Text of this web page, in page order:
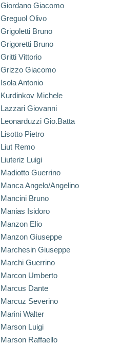
Giordano Giacomo
Greguol Olivo
Grigoletti Bruno
Grigoretti Bruno
Gritti Vittorio
Grizzo Giacomo
Isola Antonio
Kurdinkov Michele
Lazzari Giovanni
Leonarduzzi Gio.Batta
Lisotto Pietro
Liut Remo
Liuteriz Luigi
Madiotto Guerrino
Manca Angelo/Angelino
Mancini Bruno
Manias Isidoro
Manzon Elio
Manzon Giuseppe
Marchesin Giuseppe
Marchi Guerrino
Marcon Umberto
Marcus Dante
Marcuz Severino
Marini Walter
Marson Luigi
Marson Raffaello